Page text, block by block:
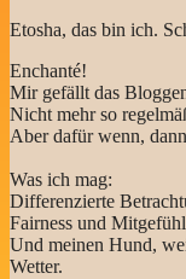
Etosha, das bin ich.
Enchanté!
Mir gefällt das
Nicht mehr so
Aber dafür wenn,
Was ich mag:
Differenzierte
Fairness und
Und meinen Hund,
Wetter.